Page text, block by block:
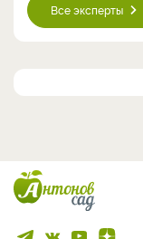
Все эксперты